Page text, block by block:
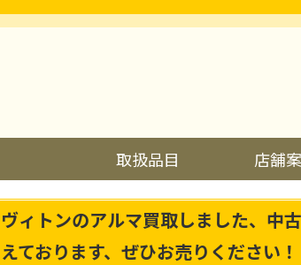
取扱品目 店舗
ヴィトンのアルマ買取しました、中
えております、ぜひお売りください！